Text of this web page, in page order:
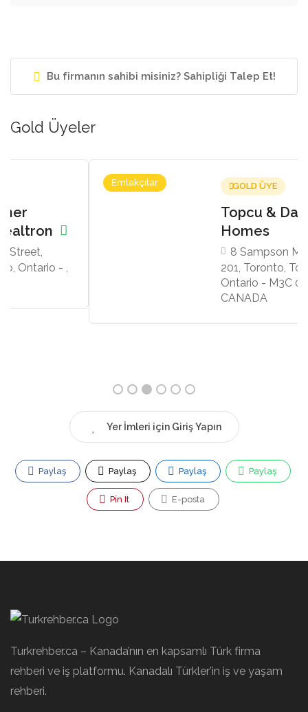
Bu firmanın sahibi misiniz? Sahipliği Talep Et!
Gold Üyeler
GOLD ÜYE
Topcu & Dalan
8 Sampson Mews, Suite
201, Toronto, Toronto,
Ontario - M3C 0H5,
Yer İmleri için Giriş Yapın
Paylaş Paylaş Paylaş Paylaş
Pin It E-posta
Turkrehber.ca – Kanada’nın en kapsamlı Türk firma
rehberi ve iş platformu. Kanadalı Türkler’in iş ve yaşam
rehberi.